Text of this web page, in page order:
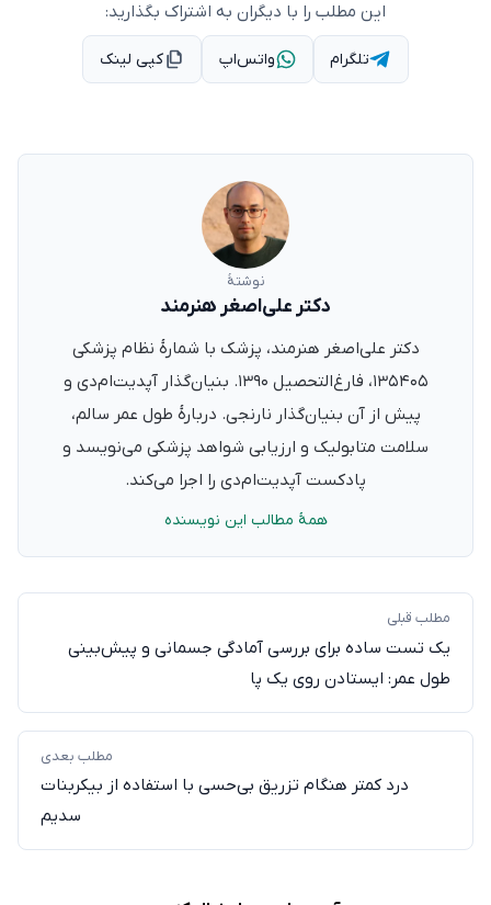
این مطلب را با دیگران به اشتراک بگذارید:
تلگرام واتس‌اپ کپی لینک
نوشتهٔ
دکتر علی‌اصغر هنرمند
دکتر علی‌اصغر هنرمند، پزشک با شمارهٔ نظام پزشکی
۱۳۵۴۰۵، فارغ‌التحصیل ۱۳۹۰. بنیان‌گذار آپدیت‌ام‌دی و
پیش از آن بنیان‌گذار نارنجی. دربارهٔ طول عمر سالم،
سلامت متابولیک و ارزیابی شواهد پزشکی می‌نویسد و
پادکست آپدیت‌ام‌دی را اجرا می‌کند.
همهٔ مطالب این نویسنده
مطلب قبلی
یک تست ساده برای بررسی آمادگی جسمانی و پیش‌بینی
طول عمر: ایستادن روی یک پا
مطلب بعدی
درد کمتر هنگام تزریق بی‌حسی با استفاده از بیکربنات
سدیم